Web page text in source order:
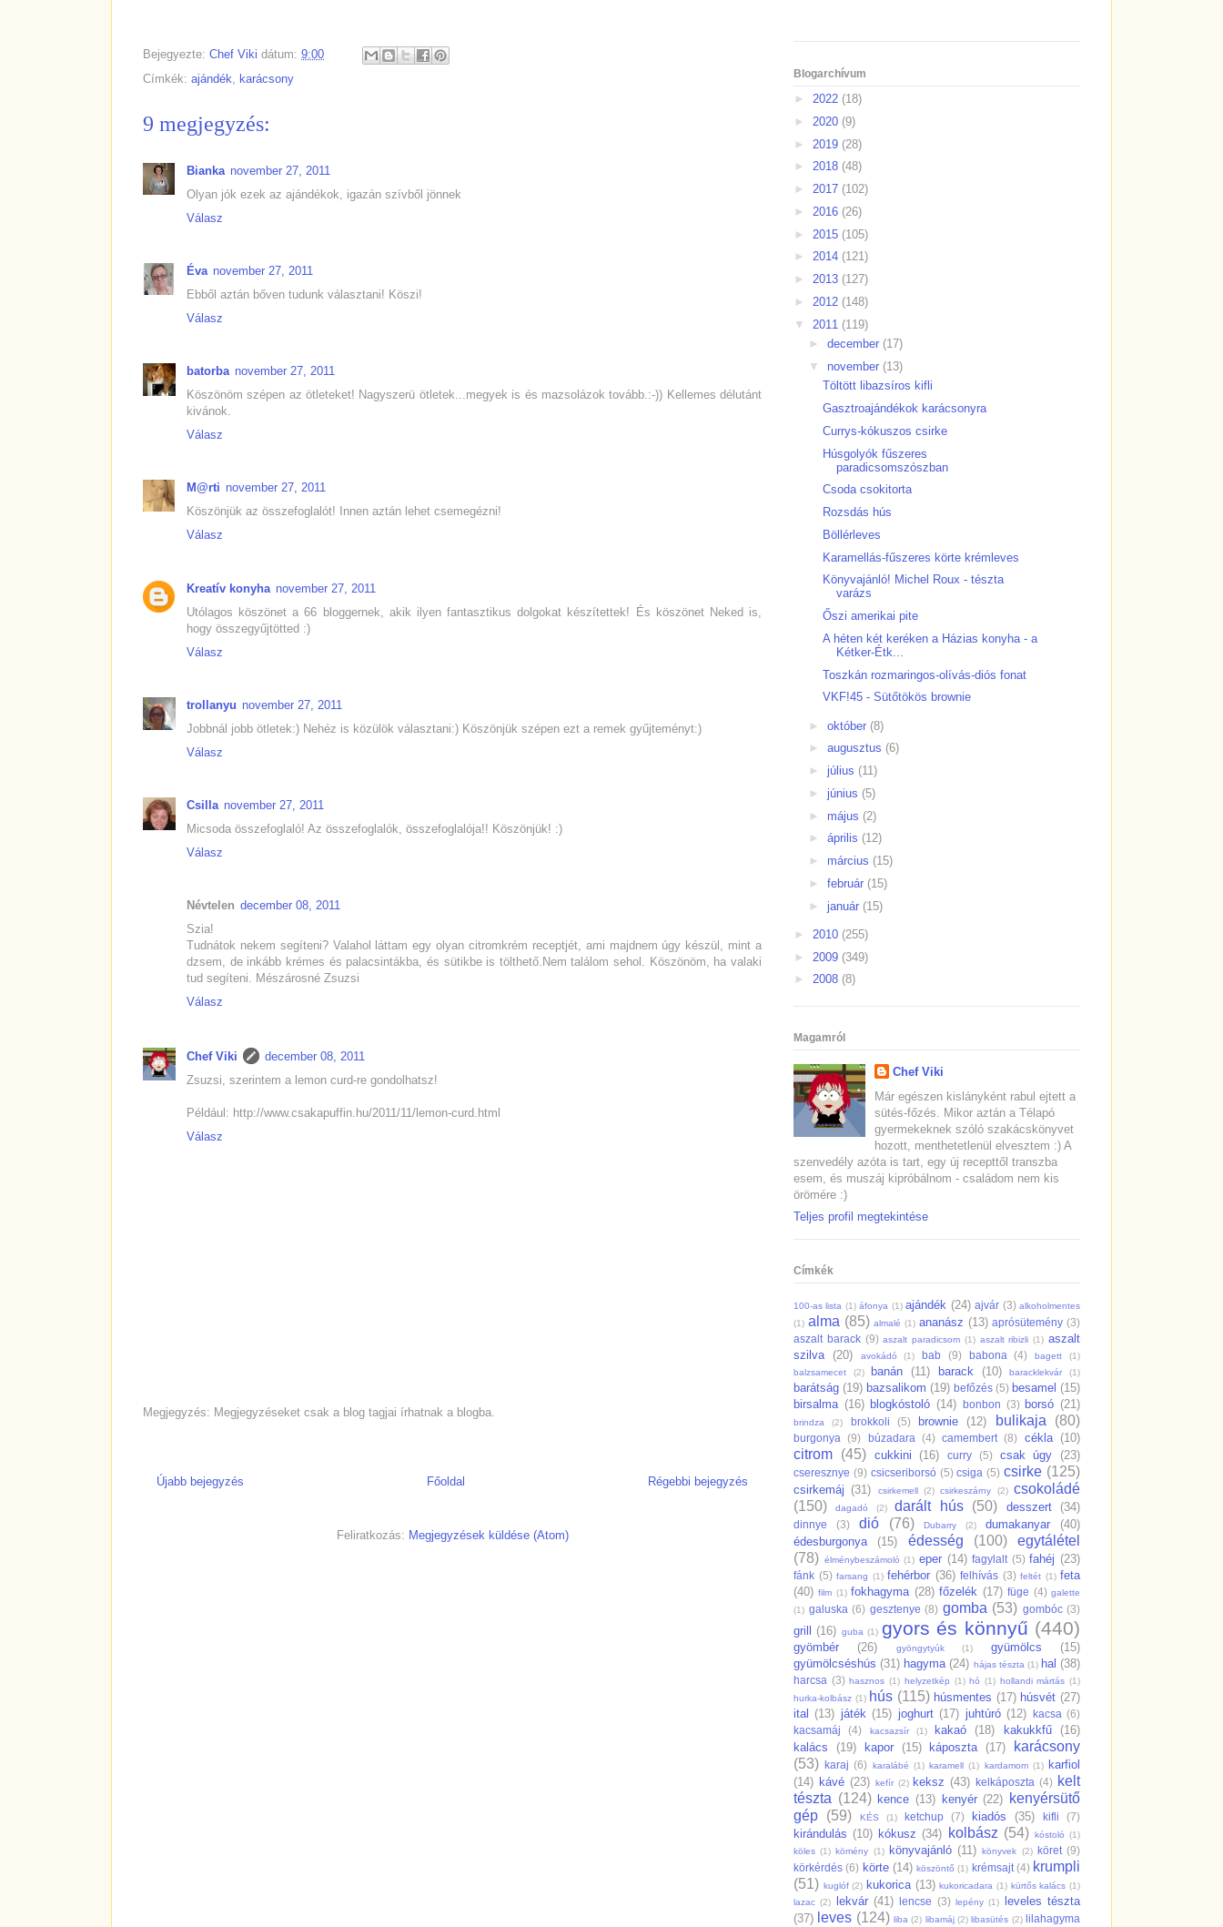
Bejegyezte: Chef Viki dátum: 9:00
Címkék: ajándék karácsony
9 megjegyzés:
Bianka november 27, 2011
Olyan jók ezek az ajándékok, igazán szívből jönnek
Válasz
Éva november 27, 2011
Ebből aztán bőven tudunk választani! Köszi!
Válasz
batorba november 27, 2011
Köszönöm szépen az ötleteket! Nagyszerü ötletek...megyek is és mazsolázok tovább.:-)) Kellemes délutánt
kivánok.
Válasz
M@rti november 27, 2011
Köszönjük az összefoglalót! Innen aztán lehet csemegézni!
Válasz
Kreatív konyha november 27, 2011
Utólagos köszönet a 66 bloggernek, akik ilyen fantasztikus dolgokat készítettek! És köszönet Neked is,
hogy összegyűjtötted :)
Válasz
trollanyu november 27, 2011
Jobbnál jobb ötletek:) Nehéz is közülök választani:) Köszönjük szépen ezt a remek gyűjteményt:)
Válasz
Csilla november 27, 2011
Micsoda összefoglaló! Az összefoglalók, összefoglalója!! Köszönjük! :)
Válasz
Névtelen december 08, 2011
Szia!
Tudnátok nekem segíteni? Valahol láttam egy olyan citromkrém receptjét, ami majdnem úgy készül, mint a
dzsem, de inkább krémes és palacsintákba, és sütikbe is tölthető.Nem találom sehol. Köszönöm, ha valaki
tud segíteni. Mészárosné Zsuzsi
Válasz
Chef Viki
december 08, 2011
Zsuzsi, szerintem a lemon curd-re gondolhatsz!
Például: http://www.csakapuffin.hu/2011/11/lemon-curd.html
Válasz
Megjegyzés: Megjegyzéseket csak a blog tagjai írhatnak a blogba.
Újabb bejegyzés Régebbi bejegyzés
Főoldal
Feliratkozás: Megjegyzések küldése (Atom)
Blogarchívum
► 2022 (18)
► 2020 (9)
► 2019 (28)
► 2018 (48)
► 2017 (102)
► 2016 (26)
► 2015 (105)
► 2014 (121)
► 2013 (127)
► 2012 (148)
▼ 2011 (119)
► december (17)
▼ november (13)
Töltött libazsíros kifli
Gasztroajándékok karácsonyra
Currys-kókuszos csirke
Húsgolyók fűszeres
paradicsomszószban
Csoda csokitorta
Rozsdás hús
Böllérleves
Karamellás-fűszeres körte krémleves
Könyvajánló! Michel Roux - tészta
varázs
Őszi amerikai pite
A héten két keréken a Házias konyha - a
Kétker-Étk...
Toszkán rozmaringos-olívás-diós fonat
VKF!45 - Sütőtökös brownie
► október (8)
► augusztus (6)
► július (11)
► június (5)
► május (2)
► április (12)
► március (15)
► február (15)
► január (15)
► 2010 (255)
► 2009 (349)
► 2008 (8)
Magamról
Chef Viki
Már egészen kislányként rabul ejtett a
sütés-főzés. Mikor aztán a Télapó
gyermekeknek szóló szakácskönyvet
hozott, menthetetlenül elvesztem :) A
szenvedély azóta is tart, egy új recepttől transzba
esem, és muszáj kipróbálnom - családom nem kis
örömére :)
Teljes profil megtekintése
Címkék
100-as lista (1) áfonya (1) ajándék (24) ajvár (3) alkoholmentes
(1) alma (85) almalé (1) ananász (13) aprósütemény (3)
aszalt barack (9) aszalt paradicsom (1) aszalt ribizli (1) aszalt
szilva
(20) avokádó (1) bab (9) babona (4) bagett
(1)
balzsamecet
(2) banán (11) barack (10) baracklekvár (1)
barátság (19) bazsalikom (19) befőzés (5) besamel (15)
birsalma (16) blogkóstoló (14) bonbon (3) borsó (21)
brindza (2) brokkoli (5) brownie (12) bulikaja (80)
burgonya (9) búzadara (4) camembert (8) cékla (10)
citrom (45) cukkini (16) curry (5) csak úgy (23)
cseresznye (9) csicseriborsó (5) csiga (5) csirke (125)
csirkemáj (31) csirkemell (2) csirkeszárny (2) csokoládé
(150)
dagadó (2) darált hús (50) desszert (34)
dinnye (3) dió (76) Dubarry (2) dumakanyar
(40)
édesburgonya
(15) édesség (100)
egytálétel
(78) élménybeszámoló (1) eper (14) fagylalt (5) fahéj (23)
fánk (5) farsang (1) fehérbor (36) felhívás (3) feltét (1) feta
(40) film (1) fokhagyma (28) főzelék (17) füge (4) galette
(1) galuska (6) gesztenye (8) gomba (53) gombóc (3)
grill (16) guba (1) gyors és könnyű (440)
gyömbér (26) gyöngytyúk (1) gyümölcs
(15)
gyümölcséshús (31) hagyma (24) hájas tészta (1) hal (38)
harcsa (3) hasznos (1) helyzetkép (1) hó (1) hollandi mártás (1)
hurka-kolbász (1) hús (115) húsmentes (17) húsvét (27)
ital (13) játék (15) joghurt (17) juhtúró (12) kacsa (6)
kacsamáj
(4) kacsazsír (1) kakaó (18) kakukkfű
(16)
kalács
(19) kapor (15) káposzta (17)
karácsony
(53)
karaj (6) karalábé (1) karamell (1) kardamom (1)
karfiol
(14) kávé (23) kefír (2) keksz (43) kelkáposzta (4)
kelt
tészta (124) kence (13) kenyér (22) kenyérsütő
gép (59) KÉS (1) ketchup (7) kiadós (35) kifli (7)
kirándulás (10) kókusz (34) kolbász (54) kóstoló (1)
köles (1) kömény (1) könyvajánló (11) könyvek (2) köret (9)
körkérdés (6) körte (14) köszöntő (1) krémsajt (4) krumpli
(51) kuglóf (2) kukorica (13) kukoricadara (1) kürtős kalács (1)
lazac (2) lekvár (41) lencse (3) lepény (1)
leveles tészta
(37) leves (124) liba (2) libamáj (2) libasütés (2) lilahagyma